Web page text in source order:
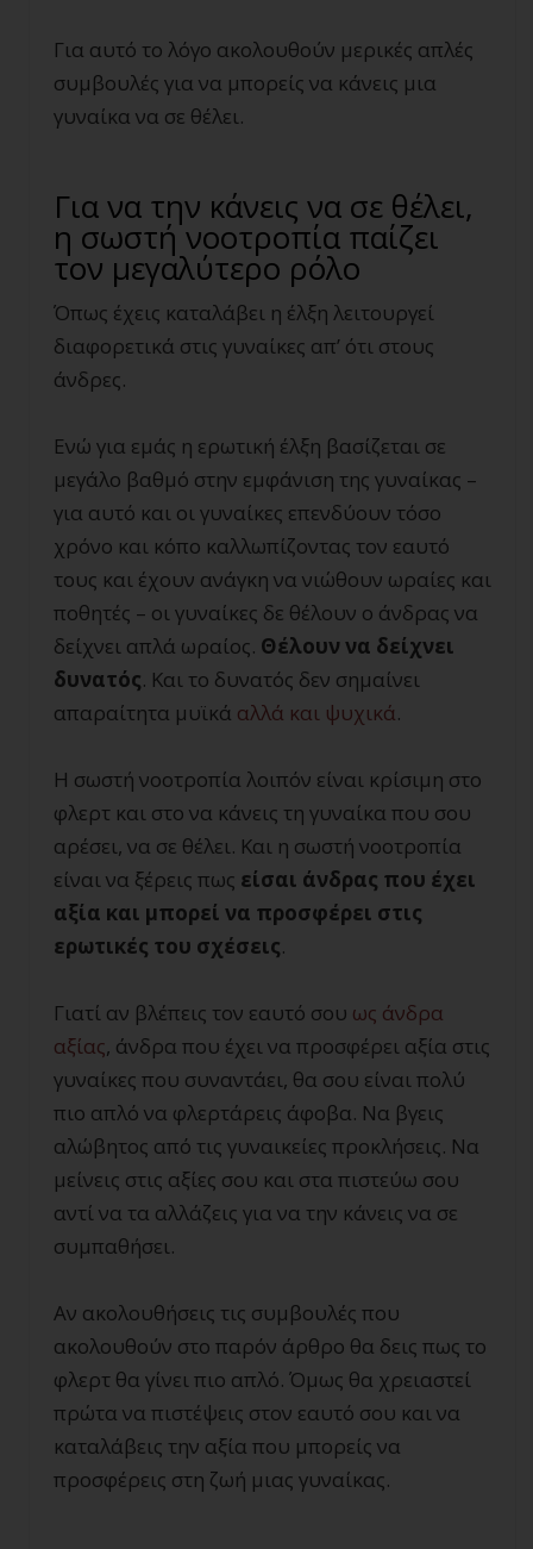
Για αυτό το λόγο ακολουθούν μερικές απλές
συμβουλές για να μπορείς να κάνεις μια
γυναίκα να σε θέλει.
Για να την κάνεις να σε θέλει,
η σωστή νοοτροπία παίζει
τον μεγαλύτερο ρόλο
Όπως έχεις καταλάβει η έλξη λειτουργεί
διαφορετικά στις γυναίκες απ’ ότι στους
άνδρες.
Ενώ για εμάς η ερωτική έλξη βασίζεται σε
μεγάλο βαθμό στην εμφάνιση της γυναίκας –
για αυτό και οι γυναίκες επενδύουν τόσο
χρόνο και κόπο καλλωπίζοντας τον εαυτό
τους και έχουν ανάγκη να νιώθουν ωραίες και
ποθητές – οι γυναίκες δε θέλουν ο άνδρας να
δείχνει απλά ωραίος. Θέλουν να δείχνει
δυνατός. Και το δυνατός δεν σημαίνει
απαραίτητα μυϊκά αλλά και ψυχικά.
Η σωστή νοοτροπία λοιπόν είναι κρίσιμη στο
φλερτ και στο να κάνεις τη γυναίκα που σου
αρέσει, να σε θέλει. Και η σωστή νοοτροπία
είναι να ξέρεις πως είσαι άνδρας που έχει
αξία και μπορεί να προσφέρει στις
ερωτικές του σχέσεις.
Γιατί αν βλέπεις τον εαυτό σου ως άνδρα
αξίας, άνδρα που έχει να προσφέρει αξία στις
γυναίκες που συναντάει, θα σου είναι πολύ
πιο απλό να φλερτάρεις άφοβα. Να βγεις
αλώβητος από τις γυναικείες προκλήσεις. Να
μείνεις στις αξίες σου και στα πιστεύω σου
αντί να τα αλλάζεις για να την κάνεις να σε
συμπαθήσει.
Αν ακολουθήσεις τις συμβουλές που
ακολουθούν στο παρόν άρθρο θα δεις πως το
φλερτ θα γίνει πιο απλό. Όμως θα χρειαστεί
πρώτα να πιστέψεις στον εαυτό σου και να
καταλάβεις την αξία που μπορείς να
προσφέρεις στη ζωή μιας γυναίκας.